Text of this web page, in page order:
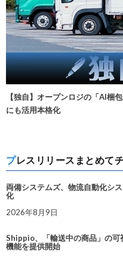
【独自】オープンロジの「AI梱
にも活用本格化
プレスリリースまとめて
両備システムズ、物流自動化シ
化
2026年8月9日
Shippio、「輸送中の商品」の
機能を提供開始